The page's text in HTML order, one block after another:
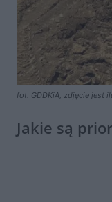
fot. GDDKiA, zdjęcie jest
Jakie są